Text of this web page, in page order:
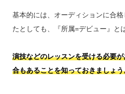
基本的には、オーディションに合
たとしても、『所属=デビュー』と
演技などのレッスンを受ける必要
合もあることを知っておきましょう